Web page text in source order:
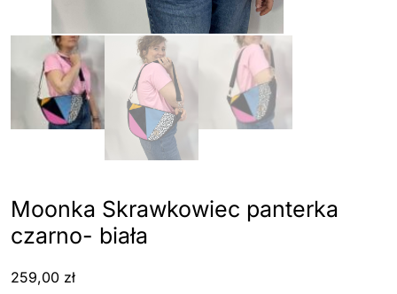
Moonka Skrawkowiec panterka
czarno- biała
259,00 zł